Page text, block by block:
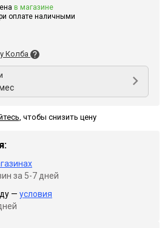
в магазине
оплате наличными
Колба
, чтобы снизить цену
за 5-7 дней
— условия